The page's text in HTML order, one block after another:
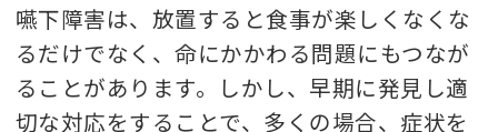
嚥下障害は、放置すると食事が楽しくなくな
るだけでなく、命にかかわる問題にもつなが
ることがあります。しかし、早期に発見し適
切な対応をすることで、多くの場合、症状を